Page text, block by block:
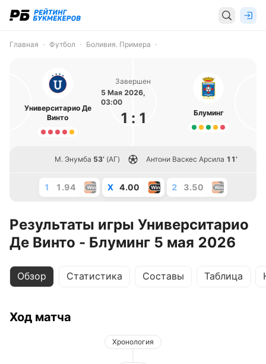
Главная Футбол Боливия. Примера
Университарио Де
Винто
Завершен
5 Мая 2026,
03:00
1 : 1 Блуминг
М. Энумба 53’ (АГ) Антони Васкес Арсила 11’
1 1.94 X 4.00 2 3.50
Результаты игры Университарио
Де Винто - Блуминг 5 мая 2026
Обзор Статистика Составы Таблица
Ход матча
Хронология